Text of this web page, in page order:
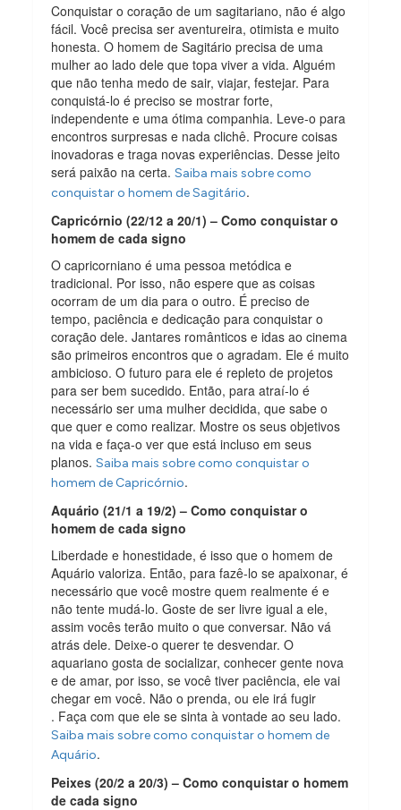
Conquistar o coração de um sagitariano, não é algo
fácil. Você precisa ser aventureira, otimista e muito
honesta. O homem de Sagitário precisa de uma
mulher ao lado dele que topa viver a vida. Alguém
que não tenha medo de sair, viajar, festejar. Para
conquistá-lo é preciso se mostrar forte,
independente e uma ótima companhia. Leve-o para
encontros surpresas e nada clichê. Procure coisas
inovadoras e traga novas experiências. Desse jeito
será paixão na certa.Saiba mais sobre como
conquistar o homem de Sagitário.
Capricórnio (22/12 a 20/1) – Como conquistar o
homem de cada signo
O capricorniano é uma pessoa metódica e
tradicional. Por isso, não espere que as coisas
ocorram de um dia para o outro. É preciso de
tempo, paciência e dedicação para conquistar o
coração dele. Jantares românticos e idas ao cinema
são primeiros encontros que o agradam. Ele é muito
ambicioso. O futuro para ele é repleto de projetos
para ser bem sucedido. Então, para atraí-lo é
necessário ser uma mulher decidida, que sabe o
que quer e como realizar. Mostre os seus objetivos
na vida e faça-o ver que está incluso em seus
planos.Saiba mais sobre como conquistar o
homem de Capricórnio.
Aquário (21/1 a 19/2) – Como conquistar o
homem de cada signo
Liberdade e honestidade, é isso que o homem de
Aquário valoriza. Então, para fazê-lo se apaixonar, é
necessário que você mostre quem realmente é e
não tente mudá-lo. Goste de ser livre igual a ele,
assim vocês terão muito o que conversar. Não vá
atrás dele. Deixe-o querer te desvendar. O
aquariano gosta de socializar, conhecer gente nova
e de amar, por isso, se você tiver paciência, ele vai
chegar em você. Não o prenda, ou ele irá fugir
. Faça com que ele se sinta à vontade ao seu lado.
Saiba mais sobre como conquistar o homem de
Aquário.
Peixes (20/2 a 20/3) – Como conquistar o homem
de cada signo